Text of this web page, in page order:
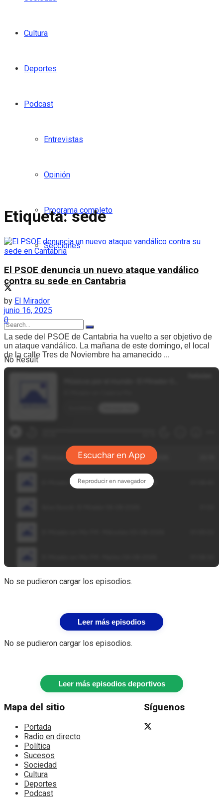
Cultura
Deportes
Podcast
Entrevistas
Opinión
Programa completo
Secciones
No Result
View All Result
Etiqueta:sede
El PSOE denuncia un nuevo ataque vandálico
contra su sede en Cantabria
by El Mirador
junio 16, 2025
0
La sede del PSOE de Cantabria ha vuelto a ser objetivo de
un ataque vandálico. La mañana de este domingo, el local
de la calle Tres de Noviembre ha amanecido ...
No se pudieron cargar los episodios.
Leer más episodios
No se pudieron cargar los episodios.
Leer más episodios deportivos
Mapa del sitio
Portada
Radio en directo
Política
Sucesos
Sociedad
Cultura
Deportes
Podcast
Síguenos